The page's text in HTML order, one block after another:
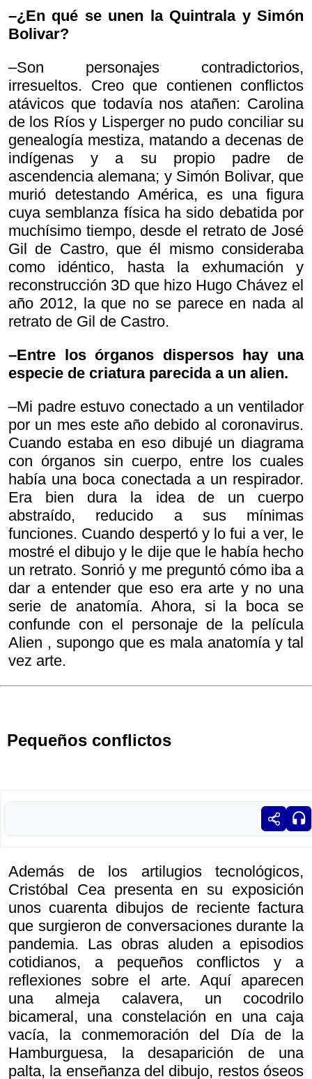
–¿En qué se unen la Quintrala y Simón
Bolivar?
–Son personajes contradictorios,
irresueltos. Creo que contienen conflictos
atávicos que todavía nos atañen: Carolina
de los Ríos y Lisperger no pudo conciliar su
genealogía mestiza, matando a decenas de
indígenas y a su propio padre de
ascendencia alemana; y Simón Bolivar, que
murió detestando América, es una figura
cuya semblanza física ha sido debatida por
muchísimo tiempo, desde el retrato de José
Gil de Castro, que él mismo consideraba
como idéntico, hasta la exhumación y
reconstrucción 3D que hizo Hugo Chávez el
año 2012, la que no se parece en nada al
retrato de Gil de Castro.
–Entre los órganos dispersos hay una
especie de criatura parecida a un alien.
–Mi padre estuvo conectado a un ventilador
por un mes este año debido al coronavirus.
Cuando estaba en eso dibujé un diagrama
con órganos sin cuerpo, entre los cuales
había una boca conectada a un respirador.
Era bien dura la idea de un cuerpo
abstraído, reducido a sus mínimas
funciones. Cuando despertó y lo fui a ver, le
mostré el dibujo y le dije que le había hecho
un retrato. Sonrió y me preguntó cómo iba a
dar a entender que eso era arte y no una
serie de anatomía. Ahora, si la boca se
confunde con el personaje de la película
Alien , supongo que es mala anatomía y tal
vez arte.
Pequeños conflictos
Además de los artilugios tecnológicos,
Cristóbal Cea presenta en su exposición
unos cuarenta dibujos de reciente factura
que surgieron de conversaciones durante la
pandemia. Las obras aluden a episodios
cotidianos, a pequeños conflictos y a
reflexiones sobre el arte. Aquí aparecen
una almeja calavera, un cocodrilo
bicameral, una constelación en una caja
vacía, la conmemoración del Día de la
Hamburguesa, la desaparición de una
palta, la enseñanza del dibujo, restos óseos